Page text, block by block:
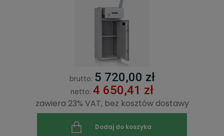
brutto: 5 720,00 zł
netto: 4 650,41 zł
zawiera 23% VAT, bez kosztów dostawy
Dodaj do koszyka